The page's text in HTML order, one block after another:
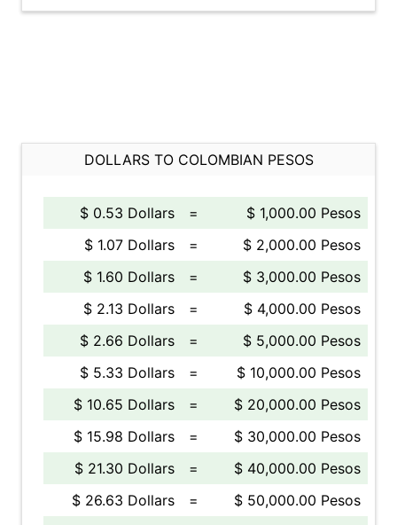
DOLLARS TO COLOMBIAN PESOS
$ 0.53 Dollars =
$ 1,000.00 Pesos
$ 1.07 Dollars
=
$ 2,000.00 Pesos
$ 1.60 Dollars
=
$ 3,000.00 Pesos
$ 2.13 Dollars
=
$ 4,000.00 Pesos
$ 2.66 Dollars
=
$ 5,000.00 Pesos
$ 5.33 Dollars
=
$ 10,000.00 Pesos
$ 10.65 Dollars
=
$ 20,000.00 Pesos
$ 15.98 Dollars
=
$ 30,000.00 Pesos
$ 21.30 Dollars
=
$ 40,000.00 Pesos
$ 26.63 Dollars
=
$ 50,000.00 Pesos